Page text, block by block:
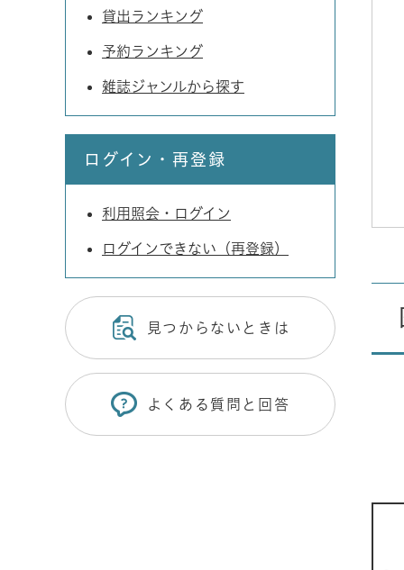
貸出ランキング
予約ランキング
雑誌ジャンルから探す
ログイン・再登録
利用照会・ログイン
ログインできない（再登録）
見つからないときは
よくある質問と回答